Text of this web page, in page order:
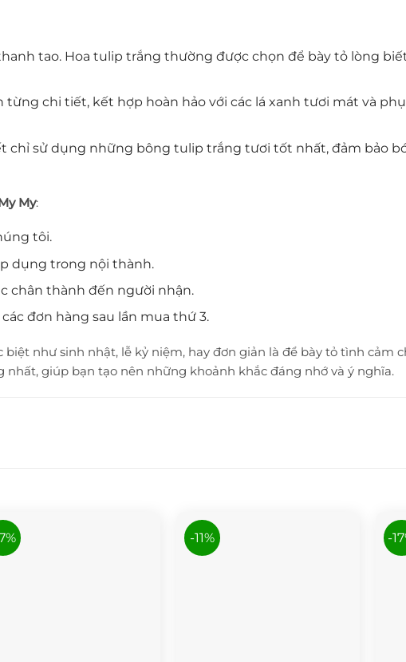
tao. Hoa tulip trắng thường được chọn để bày tỏ lòng
từng chi tiết, kết hợp hoàn hảo với các lá xanh tươi mát và
chỉ sử dụng những bông tulip trắng tươi tốt nhất, đảm bảo
My:
tôi.
dụng trong nội thành.
chân thành đến người nhận.
đơn hàng sau lần mua thứ 3.
như sinh nhật, lễ kỷ niệm, hay đơn giản là để bày tỏ tình cảm
giúp bạn tạo nên những khoảnh khắc đáng nhớ và ý nghĩa.
-11% -